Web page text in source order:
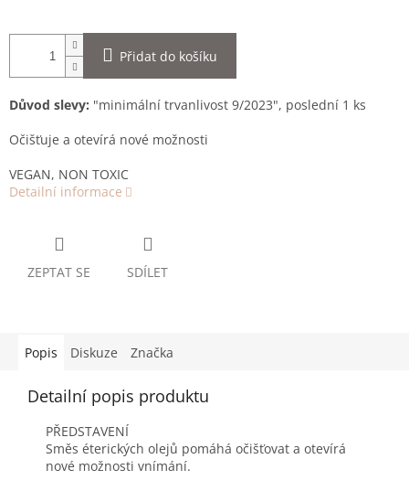
Přidat do košíku
Důvod slevy: "minimální trvanlivost 9/2023", poslední 1 ks
Očišťuje a otevírá nové možnosti
VEGAN, NON TOXIC
Detailní informace
ZEPTAT SE SDÍLET
Popis Diskuze Značka
Detailní popis produktu
PŘEDSTAVENÍ
Směs éterických olejů pomáhá očišťovat a otevírá
nové možnosti vnímání.